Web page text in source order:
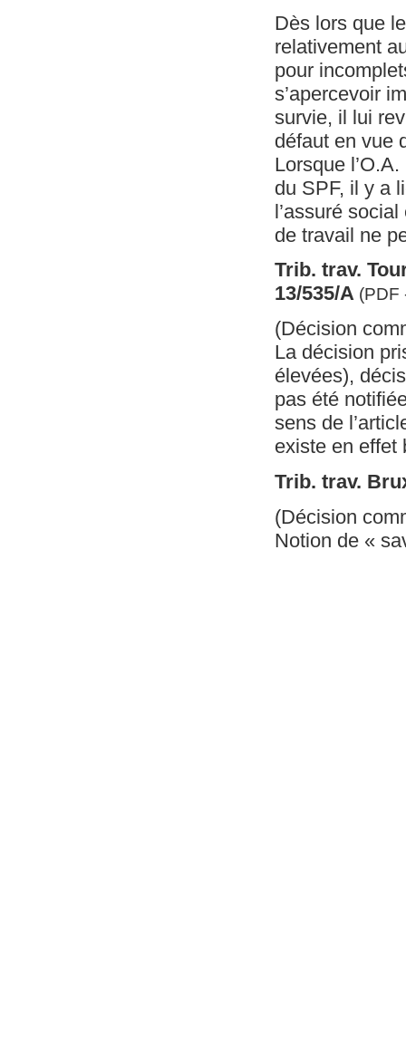
Dès lors que
relativement
pour
s’apercevoir
survie, il lui
défaut en vue
Lorsque
du SPF, il y a
l’assuré
de travail ne
Trib. trav.
13/535/A (PDF
(Décision
La décision
élevées),
pas été
sens de
existe en effet
Trib. trav.
(Décision
Notion de «